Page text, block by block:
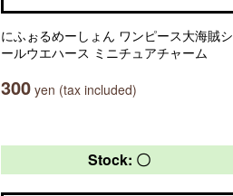
にふぉるめーしょん ワンピース大海賊シ
ールウエハース ミニチュアチャーム
300 yen (tax included)
Stock: 〇